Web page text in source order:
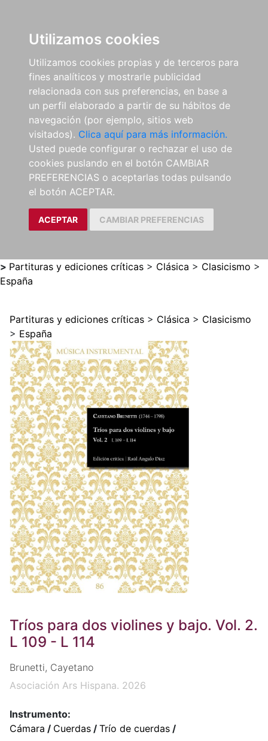
Utilizamos cookies
Utilizamos cookies propias y de terceros para
fines analíticos y mostrarle publicidad
relacionada con sus preferencias, en base a
un perfil elaborado a partir de su hábitos de
navegación (por ejemplo, sitios web
visitados). Clica aquí para más información.
Usted puede configurar o rechazar el uso de
cookies puslando en el botón CAMBIAR
PREFERENCIAS o aceptarlas todas pulsando
el botón ACEPTAR.
ACEPTAR CAMBIAR PREFERENCIAS
> Partituras y ediciones críticas > Clásica > Clasicismo >
España
Partituras y ediciones críticas > Clásica > Clasicismo
> España
Tríos para dos violines y bajo. Vol. 2.
L 109 - L 114
Brunetti, Cayetano
Asociación Ars Hispana. 2026
Instrumento:
Cámara / Cuerdas / Trío de cuerdas /